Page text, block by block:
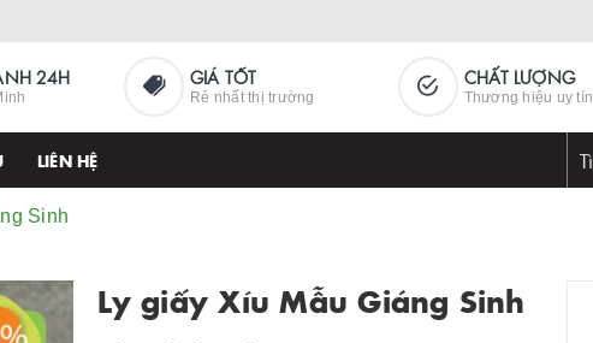
24H GIÁ TỐT
Rẻ nhất thị trường
CHẤT LƯỢNG
Thương hiệu uy tín
LIÊN HỆ
Sinh
Ly giấy Xíu Mẫu Giáng Sinh